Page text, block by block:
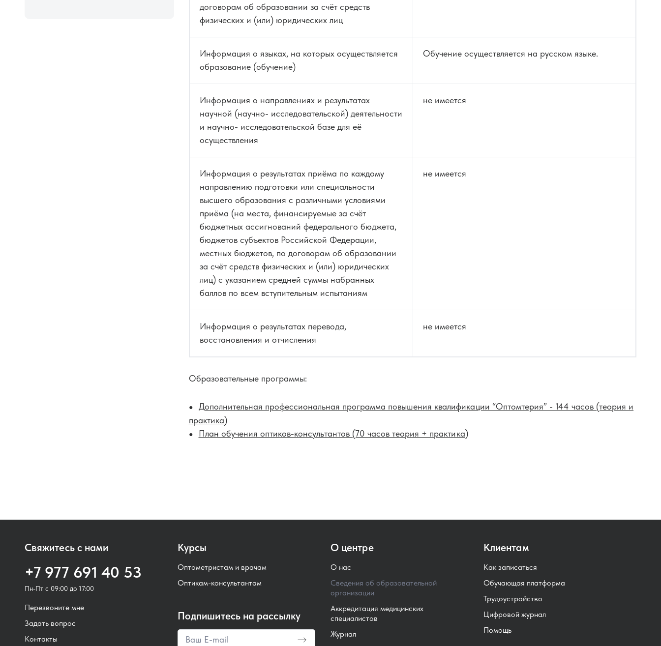
договорам об образовании за счёт средств
физических и (или) юридических лиц
Информация о языках, на которых осуществляется
образование (обучение)
Обучение осуществляется на русском языке.
Информация о направлениях и результатах
научной (научно- исследовательской) деятельности
и научно- исследовательской базе для её
осуществления
не имеется
Информация о результатах приёма по каждому
направлению подготовки или специальности
высшего образования с различными условиями
приёма (на места, финансируемые за счёт
бюджетных ассигнований федерального бюджета,
бюджетов субъектов Российской Федерации,
местных бюджетов, по договорам об образовании
за счёт средств физических и (или) юридических
лиц) с указанием средней суммы набранных
баллов по всем вступительным испытаниям
не имеется
Информация о результатах перевода,
восстановления и отчисления
не имеется
Образовательные программы:
Дополнительная профессиональная программа повышения квалификации “Оптомтерия” - 144 часов (теория и
практика)
План обучения оптиков-консультантов (70 часов теория + практика)
Свяжитесь с нами
+7 977 691 40 53
Пн-Пт с 09:00 до 17:00
Перезвоните мне
Задать вопрос
Контакты
Курсы
Оптометристам и врачам
Оптикам-консультантам
Подпишитесь на рассылку
О центре
О нас
Сведения об образовательной
организации
Аккредитация медицинских
специалистов
Журнал
Клиентам
Как записаться
Обучающая платформа
Трудоустройство
Цифровой журнал
Помощь